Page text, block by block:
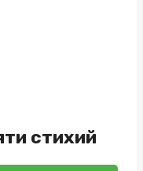
стихий